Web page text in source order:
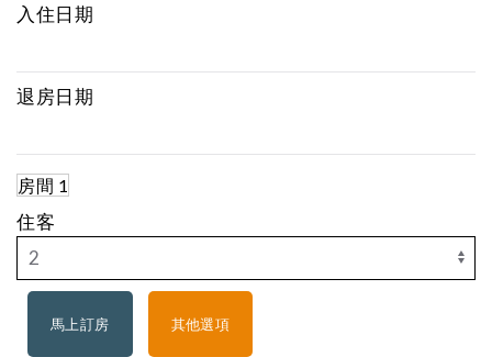
入住日期
退房日期
房間 1
住客
其他選項